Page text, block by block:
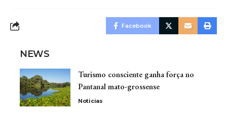
Facebook
NEWS
Turismo consciente ganha força no
Pantanal mato-grossense
Noticias